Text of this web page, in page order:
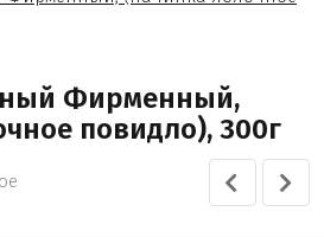
Фирменный,
повидло), 300г